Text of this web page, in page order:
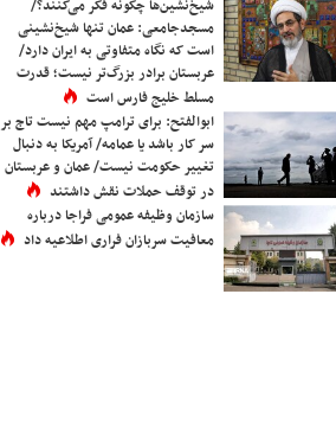
شیخ‌نشین‌ها چگونه فکر می‌کنند؟/
مسجدجامعی: عمان تنها شیخ‌نشینی
است که نگاه متفاوتی به ایران دارد/
عربستان برادر بزرگ‌تر نیست؛ قدرت
مسلط خلیج فارس است
ابوالفتح: برای ترامپ مهم نیست تاج بر
سر کار باشد یا عمامه/ آمریکا به دنبال
تغییر حکومت نیست/ عمان و عربستان
در توقف حملات نقش داشتند
سازمان وظیفه عمومی فراجا درباره
معافیت سربازان فراری اطلاعیه داد